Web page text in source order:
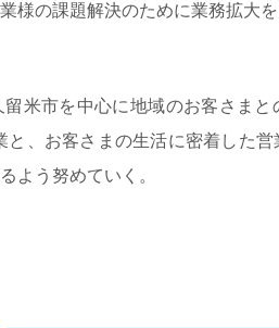
様の課題解決のために業務拡大を
米市を中心に地域のお客さまと
、お客さまの生活に密着した
よう努めていく。